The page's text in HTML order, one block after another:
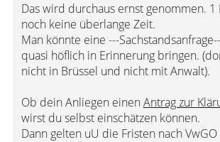
Das wird durchaus ernst genommen. 1
noch keine überlange Zeit.
Man könnte eine ---
quasi höflich in Erinnerung bringen.
nicht in Brüssel und nicht mit Anwalt).
Ob dein Anliegen einenAntrag zur
wirst du selbst einschätzen können.
Dann gelten uU die Fristen nach VwGO